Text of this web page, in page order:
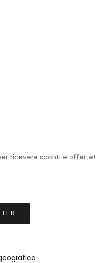
ricevere sconti e offerte!